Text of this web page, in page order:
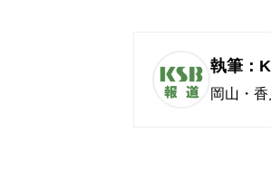
執筆：
岡山・